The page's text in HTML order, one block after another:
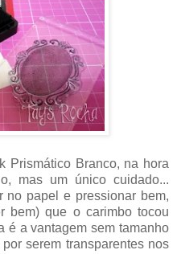
Prismático Branco, na hora
mas um único cuidado...
no papel e pressionar bem,
bem) que o carimbo tocou
é a vantagem sem tamanho
serem transparentes nos